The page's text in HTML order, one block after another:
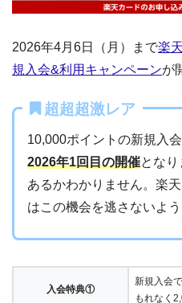
2026年4月6日（月）まで楽
規入会&利用キャンペーンが
超超超激レア
10,000ポイントの新規入
2026年1回目の開催とな
あるかわかりません。楽
はこの機会を逃さないよう
入会特典①
新規入会で
もれなく